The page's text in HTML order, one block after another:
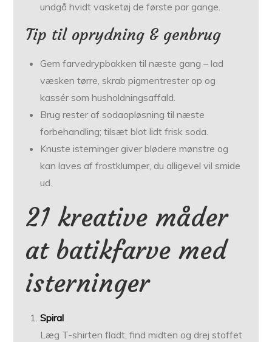
undgå hvidt vasketøj de første par gange.
Tip til oprydning & genbrug
Gem farve­drypbakken til næste gang – lad
væsken tørre, skrab pigmentrester op og
kassér som husholdningsaffald.
Brug rester af sodaopløsning til næste
forbehandling; tilsæt blot lidt frisk soda.
Knuste isterninger giver blødere mønstre og
kan laves af frostklumper, du alligevel vil smide
ud.
21 kreative måder
at batikfarve med
isterninger
Spiral
Læg T-shirten fladt, find midten og drej stoffet